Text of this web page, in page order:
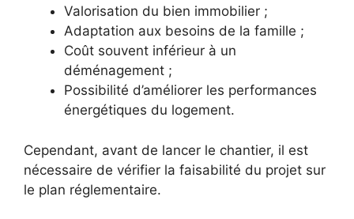
Valorisation du bien immobilier ;
Adaptation aux besoins de la famille ;
Coût souvent inférieur à un
déménagement ;
Possibilité d’améliorer les performances
énergétiques du logement.
Cependant, avant de lancer le chantier, il est
nécessaire de vérifier la faisabilité du projet sur
le plan réglementaire.